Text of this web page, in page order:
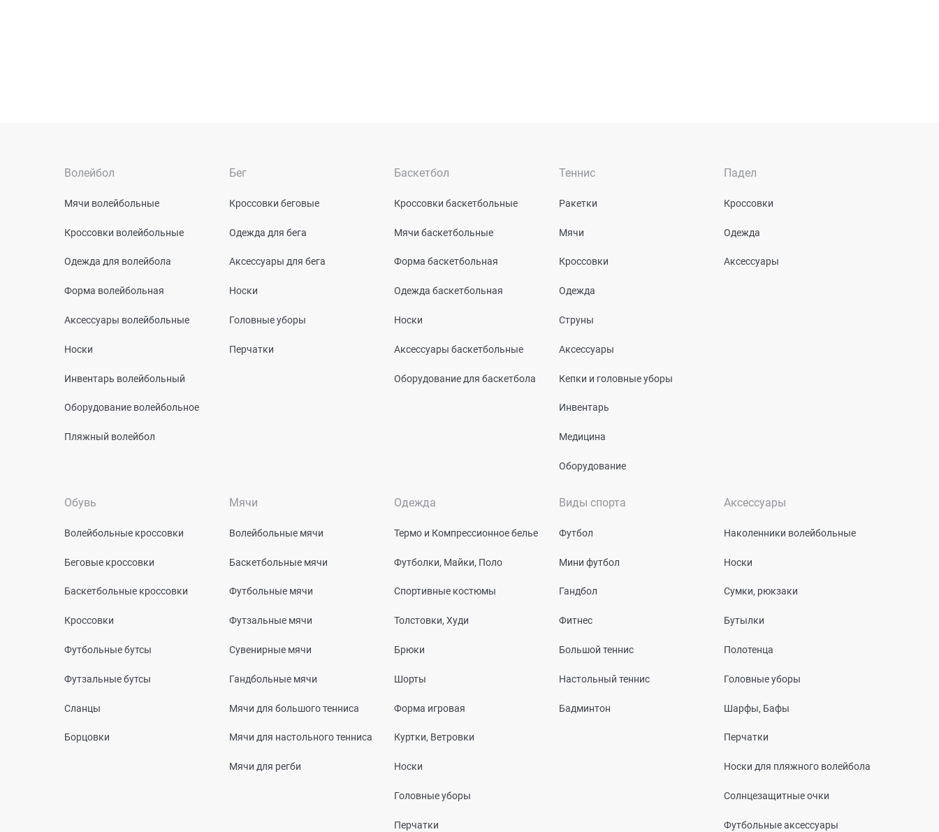
Волейбол
Мячи волейбольные
Кроссовки волейбольные
Одежда для волейбола
Форма волейбольная
Аксессуары волейбольные
Носки
Инвентарь волейбольный
Оборудование волейбольное
Пляжный волейбол
Бег
Кроссовки беговые
Одежда для бега
Аксессуары для бега
Носки
Головные уборы
Перчатки
Баскетбол
Кроссовки баскетбольные
Мячи баскетбольные
Форма баскетбольная
Одежда баскетбольная
Носки
Аксессуары баскетбольные
Оборудование для баскетбола
Теннис
Ракетки
Мячи
Кроссовки
Одежда
Струны
Аксессуары
Кепки и головные уборы
Инвентарь
Медицина
Оборудование
Падел
Кроссовки
Одежда
Аксессуары
Обувь
Волейбольные кроссовки
Беговые кроссовки
Баскетбольные кроссовки
Кроссовки
Футбольные бутсы
Футзальные бутсы
Сланцы
Борцовки
Мячи
Волейбольные мячи
Баскетбольные мячи
Футбольные мячи
Футзальные мячи
Сувенирные мячи
Гандбольные мячи
Мячи для большого тенниса
Мячи для настольного тенниса
Мячи для регби
Одежда
Термо и Компрессионное белье
Футболки, Майки, Поло
Спортивные костюмы
Толстовки, Худи
Брюки
Шорты
Форма игровая
Куртки, Ветровки
Носки
Головные уборы
Перчатки
Виды спорта
Футбол
Мини футбол
Гандбол
Фитнес
Большой теннис
Настольный теннис
Бадминтон
Аксессуары
Наколенники волейбольные
Носки
Сумки, рюкзаки
Бутылки
Полотенца
Головные уборы
Шарфы, Бафы
Перчатки
Носки для пляжного волейбола
Солнцезащитные очки
Футбольные аксессуары